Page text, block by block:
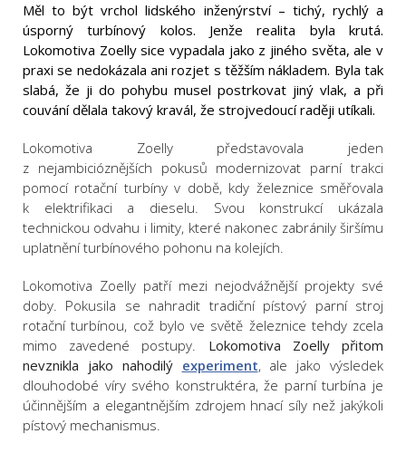
Měl to být vrchol lidského inženýrství – tichý, rychlý a
úsporný turbínový kolos. Jenže realita byla krutá.
Lokomotiva Zoelly sice vypadala jako z jiného světa, ale v
praxi se nedokázala ani rozjet s těžším nákladem. Byla tak
slabá, že ji do pohybu musel postrkovat jiný vlak, a při
couvání dělala takový kravál, že strojvedoucí raději utíkali.
Lokomotiva Zoelly představovala jeden
z nejambicióznějších pokusů modernizovat parní trakci
pomocí rotační turbíny v době, kdy železnice směřovala
k elektrifikaci a dieselu. Svou konstrukcí ukázala
technickou odvahu i limity, které nakonec zabránily širšímu
uplatnění turbínového pohonu na kolejích.
Lokomotiva Zoelly patří mezi nejodvážnější projekty své
doby. Pokusila se nahradit tradiční pístový parní stroj
rotační turbínou, což bylo ve světě železnice tehdy zcela
mimo zavedené postupy. Lokomotiva Zoelly přitom
nevznikla jako nahodilý experiment, ale jako výsledek
dlouhodobé víry svého konstruktéra, že parní turbína je
účinnějším a elegantnějším zdrojem hnací síly než jakýkoli
pístový mechanismus.